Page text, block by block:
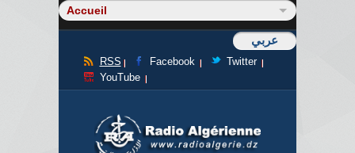
عربي
RSS Facebook
Twitter
YouTube